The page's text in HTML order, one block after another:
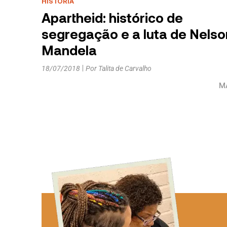
Apartheid: histórico de
segregação e a luta de
Mandela
18/07/2018 Por Talita de Carvalho